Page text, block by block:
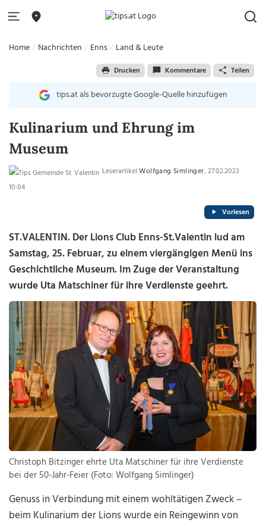
Home Nachrichten Enns Land & Leute
Drucken Kommentare Teilen
tips.at als bevorzugte Google-Quelle hinzufügen
Kulinarium und Ehrung im
Museum
LeserartikelWolfgang Simlinger, 27.02.2023
10:04
Vorlesen
ST.VALENTIN.Der Lions Club Enns-St.Valentin lud am
Samstag, 25. Februar, zu einem viergängigen Menü ins
Geschichtliche Museum. Im Zuge der Veranstaltung
wurde Uta Matschiner für ihre Verdienste geehrt.
Christoph Bitzinger ehrte Uta Matschiner für ihre Verdienste
bei der 50-Jahr-Feier (Foto: Wolfgang Simlinger)
Genuss in Verbindung mit einem wohltätigen Zweck –
beim Kulinarium der Lions wurde ein Reingewinn von